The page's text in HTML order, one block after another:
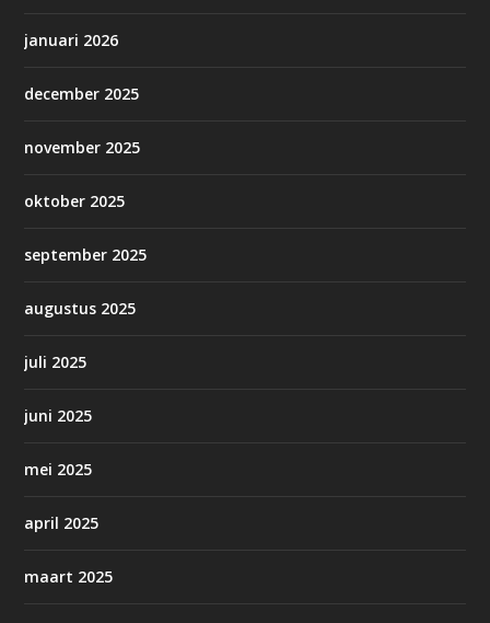
januari 2026
december 2025
november 2025
oktober 2025
september 2025
augustus 2025
juli 2025
juni 2025
mei 2025
april 2025
maart 2025